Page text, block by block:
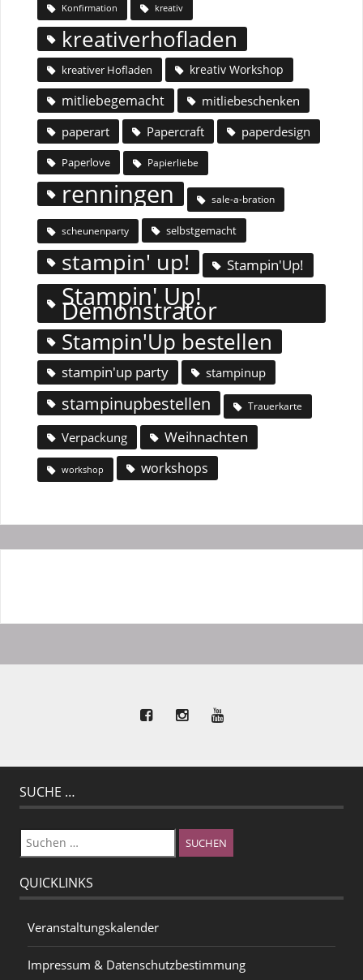
Konfirmation kreativ
kreativerhofladen
kreativer Hofladen kreativ Workshop
mitliebegemacht
mitliebeschenken
paperart
Papercraft paperdesign
Paperlove Papierliebe
renningen sale-a-bration
scheunenparty selbstgemacht
stampin' up! Stampin'Up!
Stampin' Up!
Demonstrator
Stampin'Up bestellen
stampin'up party stampinup
stampinupbestellen Trauerkarte
Verpackung Weihnachten
workshop workshops
SUCHE …
Suchen
nach:
QUICKLINKS
Veranstaltungskalender
Impressum & Datenschutzbestimmung